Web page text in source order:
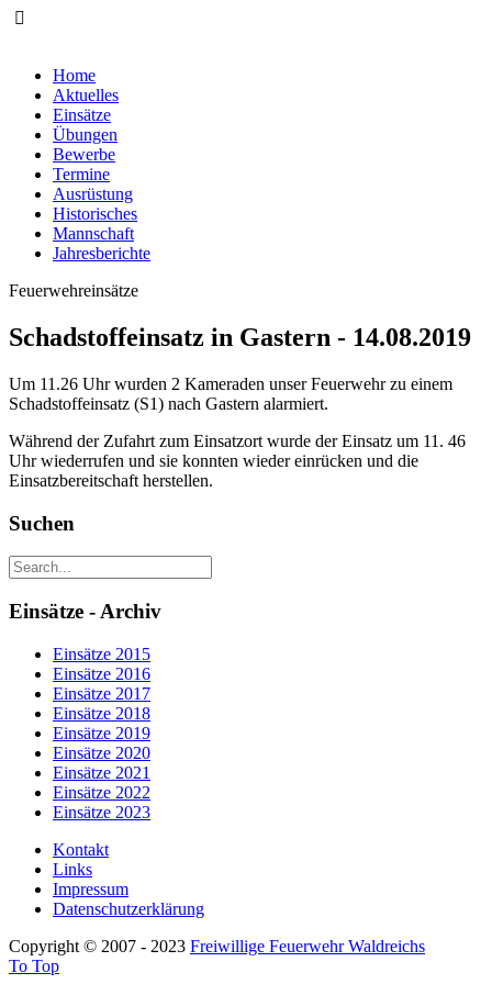
Home
Aktuelles
Einsätze
Übungen
Bewerbe
Termine
Ausrüstung
Historisches
Mannschaft
Jahresberichte
Feuerwehreinsätze
Schadstoffeinsatz in Gastern - 14.08.2019
Um 11.26 Uhr wurden 2 Kameraden unser Feuerwehr zu einem
Schadstoffeinsatz (S1) nach Gastern alarmiert.
Während der Zufahrt zum Einsatzort wurde der Einsatz um 11. 46
Uhr wiederrufen und sie konnten wieder einrücken und die
Einsatzbereitschaft herstellen.
Suchen
Einsätze - Archiv
Einsätze 2015
Einsätze 2016
Einsätze 2017
Einsätze 2018
Einsätze 2019
Einsätze 2020
Einsätze 2021
Einsätze 2022
Einsätze 2023
Kontakt
Links
Impressum
Datenschutzerklärung
Copyright © 2007 - 2023 Freiwillige Feuerwehr Waldreichs
To Top